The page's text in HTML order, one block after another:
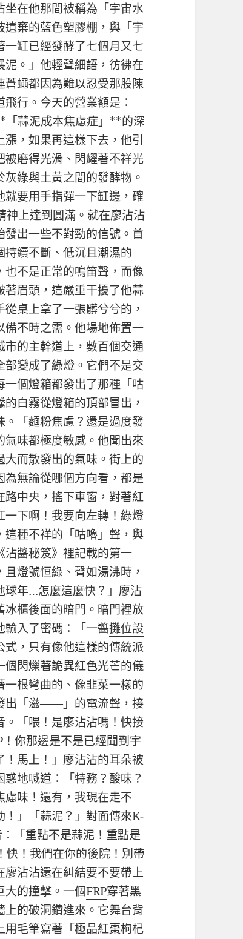
在他那間被稱為「宇宙水
棄的藍色塑膠棚，與「宇
缸已經發酵了七個月又七
泥。」他輕聲細語，彷彿在
蠅都因為難以忍受那股陳
行。今天的營業額是：
「蒜泥成本焦慮症」**的深
，如果再這樣下去，他引
磨得光滑、閃耀著不祥光
綠與土黃之間的發酵物。
要用手指彈一下缸邊，確
上達到圓滿。就在廖沾沾
出一些不對勁的信號。首
續不斷、低沉且潮濕的
不是正常的鳴笛聲，而像
眉頭，這嚴重干擾了他蒜
桌上拿了一張髒兮兮的，
備不時之需。他場地佈置一
的主幹道上，數百個交通
變成了綠燈。它們不是交
個燈箱都發出了那種「咕
白霧從燈箱的頂部冒出，
「麵粉焦慮？還是過度發
味都極度敏感。他聞出來
而散發出的氣味。街上的
無論從哪個方向看，都是
中央，搖下車窗，對著紅
下啊！我要向左轉！綠燈
種不祥的「咕嚕」聲，與
醬秘笈》裡記載的第一
燈號恒綠、聲如湯沸時，
球年…怎麼這麼快？」廖沾
櫃後面的暗門。暗門裡放
輸入了密碼：「一醬攤位設
，只有像他這樣的傳統派
閃爍著詭異紅色光芒的儀
根彎曲的、像韭菜一樣的
出「滋——」的電流聲，接
「喂！是廖沾沾嗎！快接
！你那邊是不是已經聞到宇
馬上！」廖沾沾的耳朵被
地喊道：「特務？酸味？
味！還有，我現在走不
」「蒜泥？」對面傳來K-
「重點不是蒜泥！重點是
！我們在你的後院！別帶
沾沾還在糾結要不要帶上
大的撞擊。一個FRP穿著黑
上的破洞鑽進來。它舞台背
毛筆寫著「極品紅棗枸杞